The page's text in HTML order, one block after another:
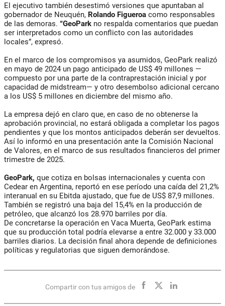
El ejecutivo también desestimó versiones que apuntaban al
gobernador de Neuquén, Rolando Figueroa como responsables
de las demoras. “GeoPark no respalda comentarios que puedan
ser interpretados como un conflicto con las autoridades
locales”, expresó.
En el marco de los compromisos ya asumidos, GeoPark realizó
en mayo de 2024 un pago anticipado de US$ 49 millones —
compuesto por una parte de la contraprestación inicial y por
capacidad de midstream— y otro desembolso adicional cercano
a los US$ 5 millones en diciembre del mismo año.
La empresa dejó en claro que, en caso de no obtenerse la
aprobación provincial, no estará obligada a completar los pagos
pendientes y que los montos anticipados deberán ser devueltos.
Así lo informó en una presentación ante la Comisión Nacional
de Valores, en el marco de sus resultados financieros del primer
trimestre de 2025.
GeoPark, que cotiza en bolsas internacionales y cuenta con
Cedear en Argentina, reportó en ese período una caída del 21,2%
interanual en su Ebitda ajustado, que fue de US$ 87,9 millones.
También se registró una baja del 15,4% en la producción de
petróleo, que alcanzó los 28.970 barriles por día.
De concretarse la operación en Vaca Muerta, GeoPark estima
que su producción total podría elevarse a entre 32.000 y 33.000
barriles diarios. La decisión final ahora depende de definiciones
políticas y regulatorias que siguen demorándose.
Compartir con tus amigos de